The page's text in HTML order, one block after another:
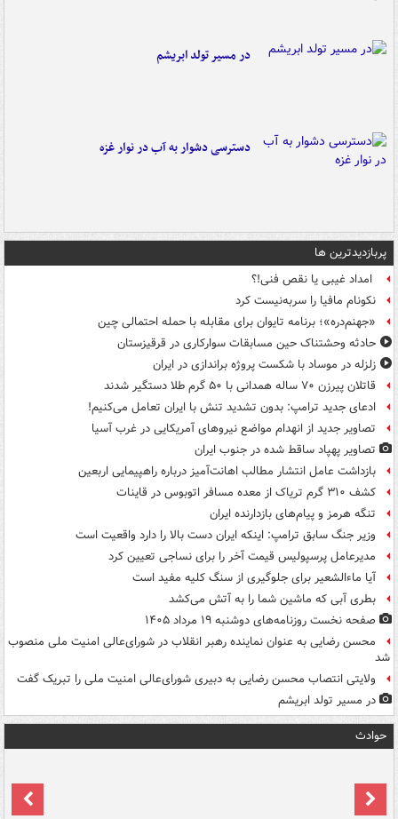
در مسیر تولد ابریشم
دسترسی دشوار به آب در نوار غزه
پربازدیدترین ها
امداد غیبی یا نقص فنی!؟
نکونام مافیا را سربه‌نیست کرد
«جهنم‌دره»؛ برنامه تایوان برای مقابله با حمله احتمالی چین
حادثه وحشتناک حین مسابقات سوارکاری در قرقیزستان
زلزله در موساد با شکست پروژه براندازی در ایران
قاتلان پیرزن ۷۰ ساله همدانی با ۵۰ گرم طلا دستگیر شدند
ادعای جدید ترامپ: بدون تشدید تنش با ایران تعامل می‌کنیم!
تصاویر جدید از انهدام مواضع نیروهای آمریکایی در غرب آسیا
تصاویر پهپاد ساقط شده در جنوب ایران
بازداشت عامل انتشار مطالب اهانت‌آمیز درباره راهپیمایی اربعین
کشف ۳۱۰ گرم تریاک از معده مسافر اتوبوس در قاینات
تنگه هرمز و پیام‌های بازدارنده ایران
وزیر جنگ سابق ترامپ: اینکه ایران دست بالا را دارد واقعیت است
مدیرعامل پرسپولیس قیمت آخر را برای نساجی تعیین کرد
آیا ماءالشعیر برای جلوگیری از سنگ کلیه مفید است
بطری آبی که ماشین شما را به آتش می‌کشد
صفحه نخست روزنامه‌های دوشنبه ۱۹ مرداد ۱۴۰۵
محسن رضایی به عنوان نماینده رهبر انقلاب در شورای‌عالی امنیت ملی منصوب
شد
ولایتی انتصاب محسن رضایی به دبیری شورای‌عالی امنیت ملی را تبریک گفت
در مسیر تولد ابریشم
حوادث